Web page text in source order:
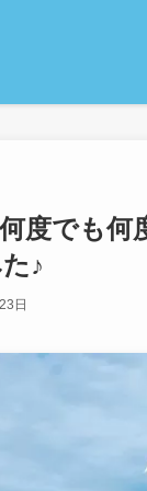
何度でも
♪
日